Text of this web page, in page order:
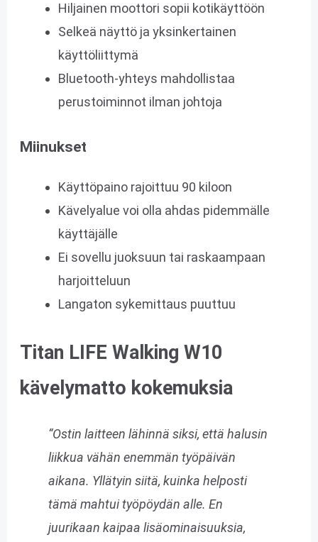
Hiljainen moottori sopii kotikäyttöön
Selkeä näyttö ja yksinkertainen
käyttöliittymä
Bluetooth-yhteys mahdollistaa
perustoiminnot ilman johtoja
Miinukset
Käyttöpaino rajoittuu 90 kiloon
Kävelyalue voi olla ahdas pidemmälle
käyttäjälle
Ei sovellu juoksuun tai raskaampaan
harjoitteluun
Langaton sykemittaus puuttuu
Titan LIFE Walking W10
kävelymatto kokemuksia
“Ostin laitteen lähinnä siksi, että halusin
liikkua vähän enemmän työpäivän
aikana. Yllätyin siitä, kuinka helposti
tämä mahtui työpöydän alle. En
juurikaan kaipaa lisäominaisuuksia,